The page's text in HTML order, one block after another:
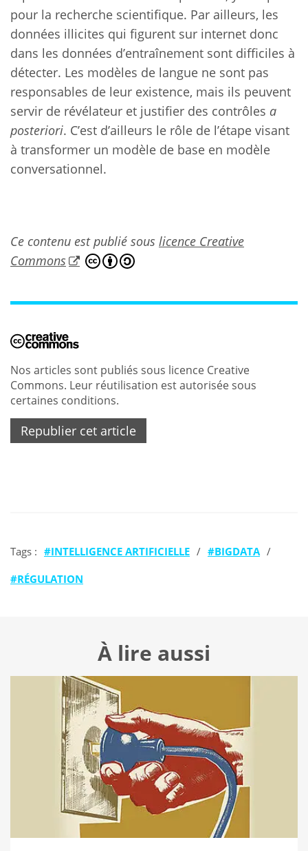
pour la recherche scientifique. Par ailleurs, les
données illicites qui figurent sur internet donc
dans les données d’entraînement sont difficiles à
détecter. Les modèles de langue ne sont pas
responsables de leur existence, mais ils peuvent
servir de révélateur et justifier des contrôles a
posteriori. C’est d’ailleurs le rôle de l’étape visant
à transformer un modèle de base en modèle
conversationnel.
Ce contenu est publié sous licence Creative
Commons
Nos articles sont publiés sous licence Creative
Commons. Leur réutilisation est autorisée sous
certaines conditions.
Republier cet article
Tags : INTELLIGENCE ARTIFICIELLE / BIGDATA /
RÉGULATION
À lire aussi